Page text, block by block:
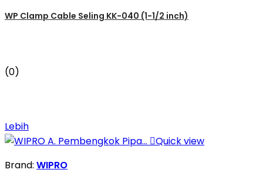
WP Clamp Cable Seling KK-040 (1-1/2 inch)
(0)
Lebih
Quick view
Brand: WIPRO